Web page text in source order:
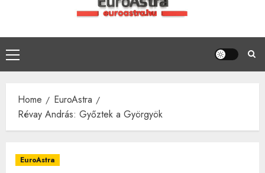
Primary
Menu
Home
EuroAstra
Révay András: Győztek a Györgyök
EuroAstra